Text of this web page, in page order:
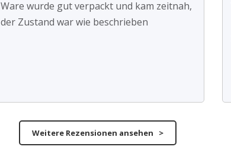
Ware wurde gut verpackt und kam zeitnah,
der Zustand war wie beschrieben
Weitere Rezensionen ansehen >